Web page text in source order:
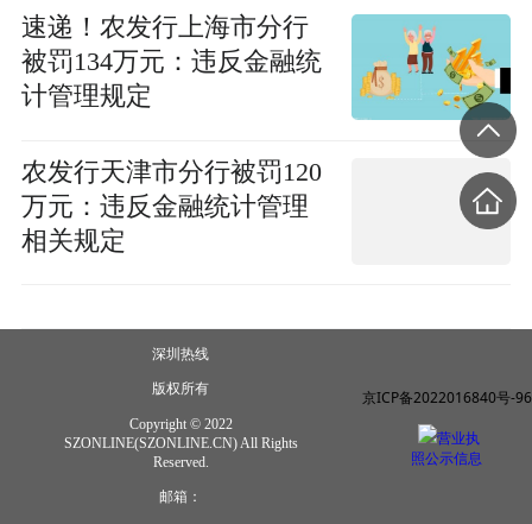
速递！农发行上海市分行
被罚134万元：违反金融统
计管理规定
农发行天津市分行被罚120
万元：违反金融统计管理
相关规定
深圳热线
版权所有
Copyright © 2022
SZONLINE(SZONLINE.CN) All Rights
Reserved.
邮箱：
京ICP备2022016840号-96
营业执
照公示信息